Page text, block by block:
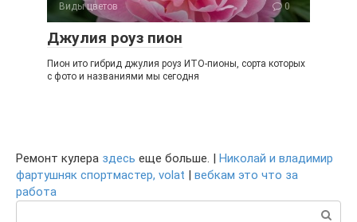
Виды цветов 0
Джулия роуз пион
Пион ито гибрид джулия роуз ИТО-пионы, сорта которых
с фото и названиями мы сегодня
Ремонт кулера здесь еще больше. | Николай и владимир
фартушняк спортмастер, volat | вебкам это что за
работа